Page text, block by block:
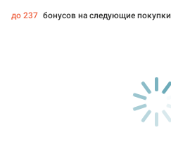
до 237 бонусов на следующие покупки